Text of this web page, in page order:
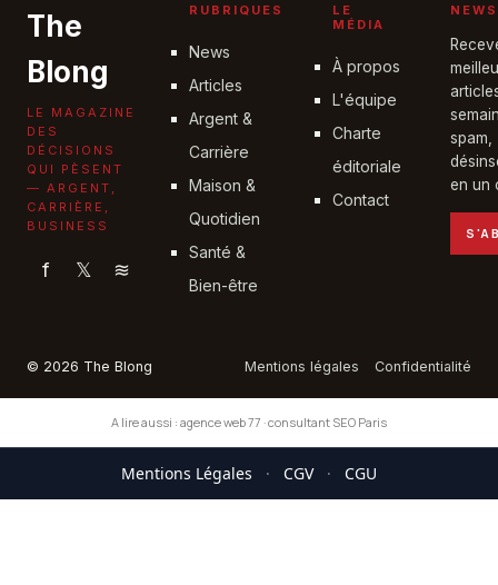
The
Blong
LE MAGAZINE
DES
DÉCISIONS
QUI PÈSENT
— ARGENT,
CARRIÈRE,
BUSINESS
f 𝕏 ≋
RUBRIQUES
News
Articles
Argent &
Carrière
Maison &
Quotidien
Santé &
Bien-être
LE
MÉDIA
À propos
L'équipe
Charte
éditoriale
Contact
spam,
en un
© 2026 The Blong Mentions légales Confidentialité
A lire aussi : agence web 77 ·consultant SEO Paris
Mentions Légales · CGV · CGU